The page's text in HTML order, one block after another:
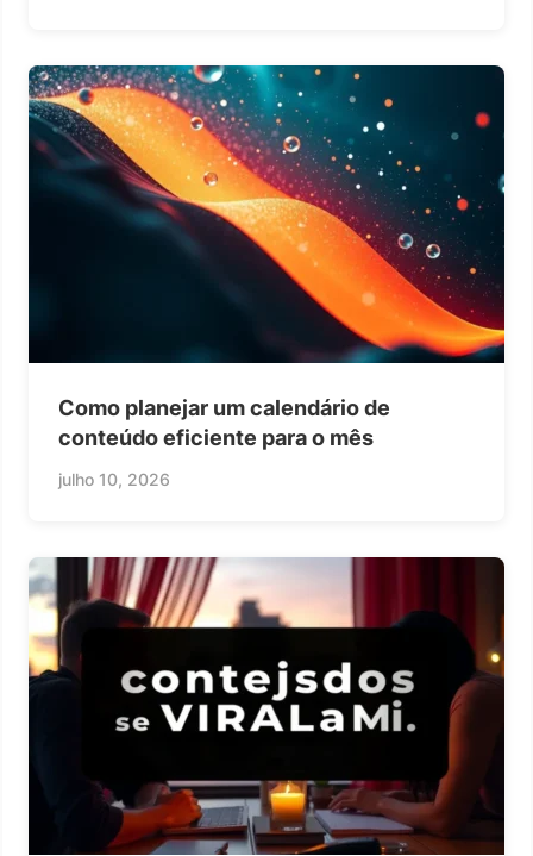
Como planejar um calendário de
conteúdo eficiente para o mês
julho 10, 2026